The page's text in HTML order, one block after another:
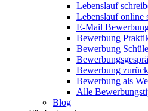
Lebenslauf
Lebenslauf online
E-Mail
Bewerbung
Bewerbung
Bewerbung
Bewerbung als
Alle
Blog